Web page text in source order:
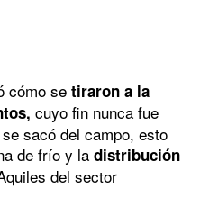
cómo se tiraron a la
cuyo fin nunca fue
sacó del campo, esto
de frío y la distribución
del sector